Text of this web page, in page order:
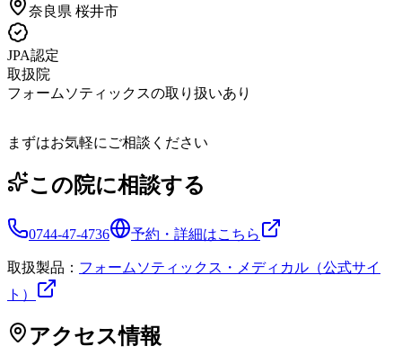
奈良県 桜井市
JPA認定
取扱院
フォームソティックスの取り扱いあり
まずはお気軽にご相談ください
この院に相談する
0744-47-4736 予約・詳細はこちら
取扱製品： フォームソティックス・メディカル（公式サイ
ト）
アクセス情報